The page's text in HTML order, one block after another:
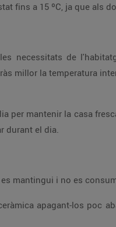
durant el dia.
i paelles fa que l'escalfor es